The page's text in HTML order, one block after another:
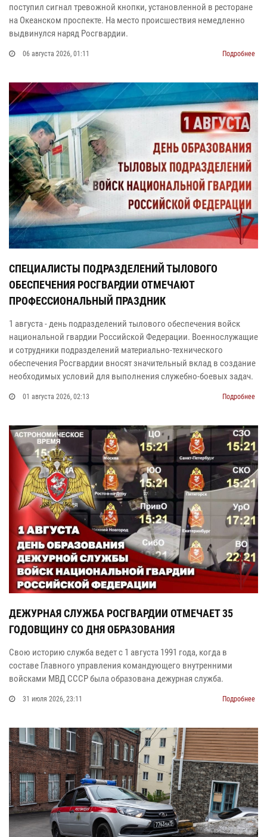
поступил сигнал тревожной кнопки, установленной в ресторане
на Океанском проспекте. На место происшествия немедленно
выдвинулся наряд Росгвардии.
06 августа 2026, 01:11 Подробнее
СПЕЦИАЛИСТЫ ПОДРАЗДЕЛЕНИЙ ТЫЛОВОГО
ОБЕСПЕЧЕНИЯ РОСГВАРДИИ ОТМЕЧАЮТ
ПРОФЕССИОНАЛЬНЫЙ ПРАЗДНИК
1 августа - день подразделений тылового обеспечения войск
национальной гвардии Российской Федерации. Военнослужащие
и сотрудники подразделений материально-технического
обеспечения Росгвардии вносят значительный вклад в создание
необходимых условий для выполнения служебно-боевых задач.
01 августа 2026, 02:13 Подробнее
ДЕЖУРНАЯ СЛУЖБА РОСГВАРДИИ ОТМЕЧАЕТ 35
ГОДОВЩИНУ СО ДНЯ ОБРАЗОВАНИЯ
Свою историю служба ведет с 1 августа 1991 года, когда в
составе Главного управления командующего внутренними
войсками МВД СССР была образована дежурная служба.
31 июля 2026, 23:11 Подробнее